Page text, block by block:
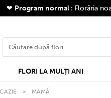
FLORI LA MULȚI ANI
❤ Program normal : Florăria
> MAMĂ